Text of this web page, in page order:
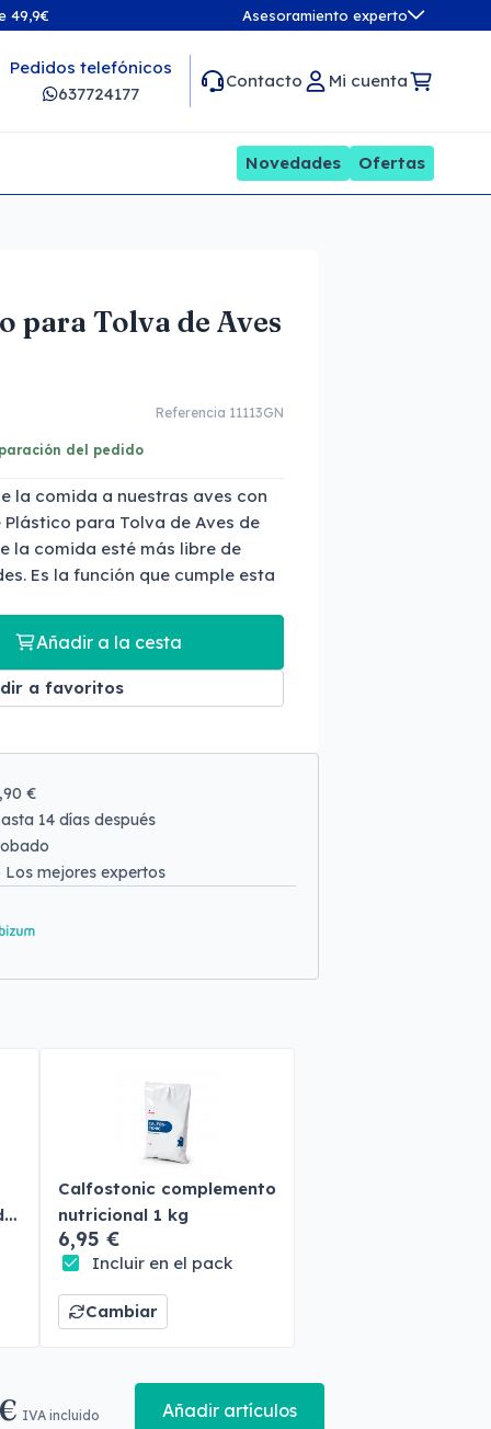
49,9€ Asesoramiento experto
Pedidos telefónicos
637724177
Contacto Mi cuenta
Novedades Ofertas
para Tolva de Aves
Referencia 11113GN
del pedido
la comida a nuestras aves con
para Tolva de Aves de
la comida esté más libre de
Es la función que cumple esta
Añadir a la cesta
a favoritos
€
14 días después
Los mejores expertos
Calfostonic complemento
nutricional 1 kg
6,95 €
Incluir en el pack
Cambiar
IVA incluido Añadir artículos